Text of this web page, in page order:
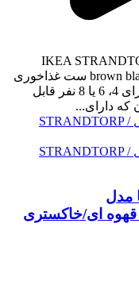
IKEA
brown black/Gunnared red-brown, 150/205/260 cm ست غذاخوری
6 نفره با میز چوبی و فلزی که به راحتی برای 4، 6 یا 8 نفر قابل
که دارای...
ایکیا مدل